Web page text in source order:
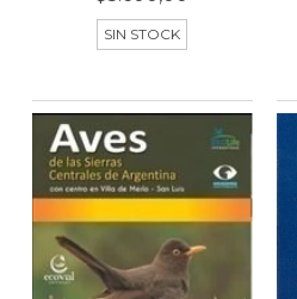
SIN STOCK